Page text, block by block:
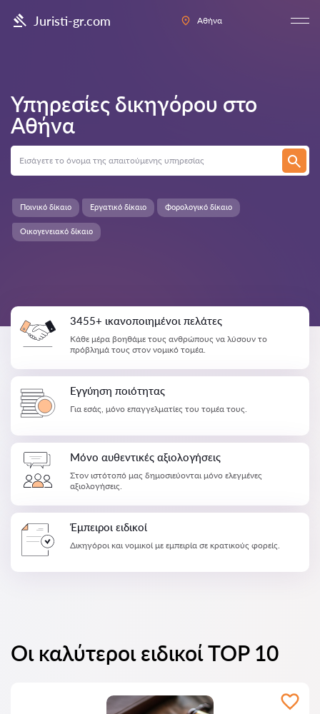
Juristi-gr.com Αθήνα
Υπηρεσίες δικηγόρου στο
Αθήνα
Οικογενειακό δίκαιο
Ποινικό δίκαιο Εργατικό δίκαιο Φορολογικό δίκαιο
3455+ ικανοποιημένοι πελάτες
Κάθε μέρα βοηθάμε τους ανθρώπους να λύσουν το
πρόβλημά τους στον νομικό τομέα.
Εγγύηση ποιότητας
Για εσάς, μόνο επαγγελματίες του τομέα τους.
Μόνο αυθεντικές αξιολογήσεις
Στον ιστότοπό μας δημοσιεύονται μόνο ελεγμένες
αξιολογήσεις.
Έμπειροι ειδικοί
Δικηγόροι και νομικοί με εμπειρία σε κρατικούς φορείς.
Οι καλύτεροι ειδικοί TOP 10